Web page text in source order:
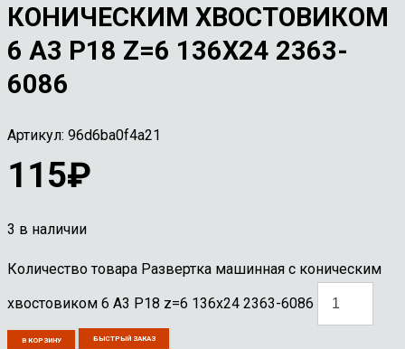
КОНИЧЕСКИМ ХВОСТОВИКОМ
6 А3 Р18 Z=6 136Х24 2363-
6086
Артикул: 96d6ba0f4a21
115₽
3 в наличии
Количество товара Развертка машинная с коническим
хвостовиком 6 А3 Р18 z=6 136х24 2363-6086
В КОРЗИНУ БЫСТРЫЙ ЗАКАЗ